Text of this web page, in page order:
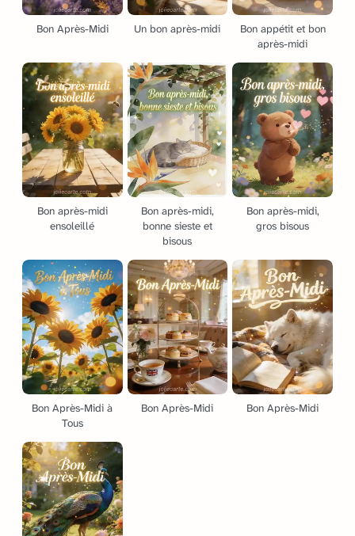
Bon Après-Midi Un bon après-midi
Bon appétit et bon
après-midi
Bon après-midi
ensoleillé
Bon après-midi,
bonne sieste et
bisous
Bon après-midi,
gros bisous
Bon Après-Midi à
Tous
Bon Après-Midi Bon Après-Midi